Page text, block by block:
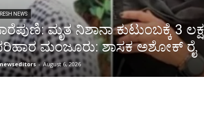
NEWS
ಮೃತ ನಿಶಾನಾ ಕುಟುಂಬಕ್ಕೆ 3 ಲಕ್ಷ
ಮಂಜೂರು: ಶಾಸಕ ಅಶೋಕ್ ರೈ
- August 6, 2026